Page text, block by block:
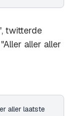
twitterde
aller aller
aller laatste